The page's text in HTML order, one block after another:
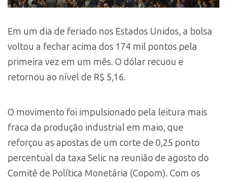
Em um dia de feriado nos Estados Unidos, a bolsa
voltou a fechar acima dos 174 mil pontos pela
primeira vez em um mês. O dólar recuou e
retornou ao nível de R$ 5,16.
O movimento foi impulsionado pela leitura mais
fraca da produção industrial em maio, que
reforçou as apostas de um corte de 0,25 ponto
percentual da taxa Selic na reunião de agosto do
Comitê de Política Monetária (Copom). Com os